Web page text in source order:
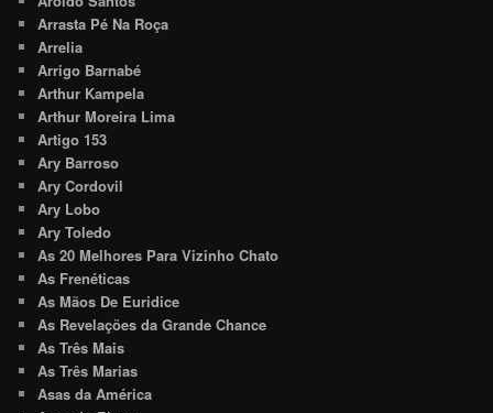
Arrasta Pé Na Roça
Arrelia
Arrigo Barnabé
Arthur Kampela
Arthur Moreira Lima
Artigo 153
Ary Barroso
Ary Cordovil
Ary Lobo
Ary Toledo
As 20 Melhores Para Vizinho Chato
As Frenéticas
As Mãos De Euridice
As Revelações da Grande Chance
As Três Mais
As Três Marias
Asas da América